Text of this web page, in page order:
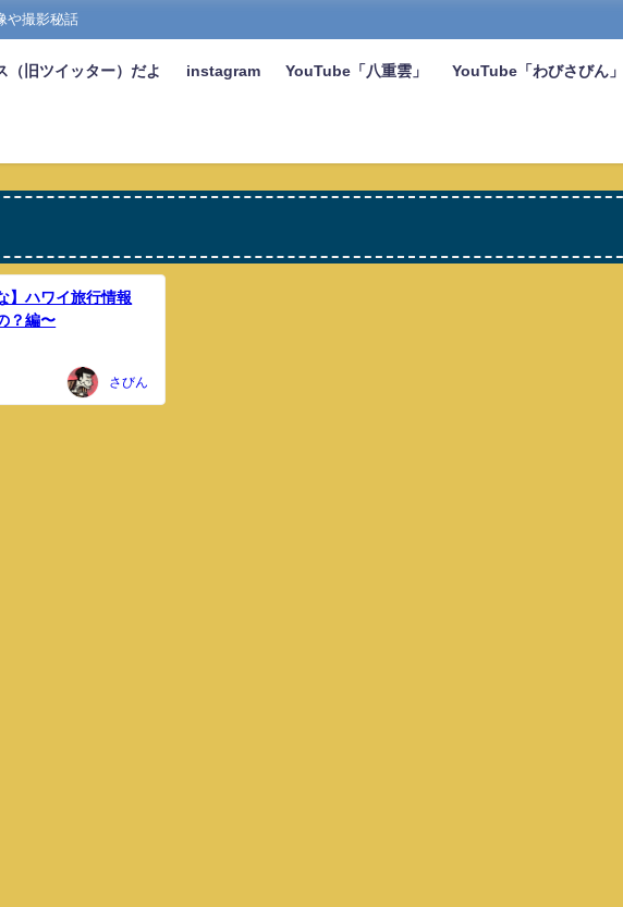
や撮影秘話
（旧ツイッター）だよ instagram YouTube「八重雲」 YouTube「わびさびん」
】ハワイ旅行情報
？編〜
さびん